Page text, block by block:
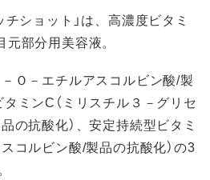
ショット」は、高濃度ビタミ
部分用美容液。
Ｏ－エチルアスコルビン酸/製
ミンC（ミリスチル３－グリセ
の抗酸化）、安定持続型ビタミ
コルビン酸/製品の抗酸化）の3